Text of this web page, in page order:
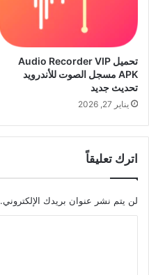
تحميل Audio Recorder VIP
APK مسجل الصوت للأندرويد
تحديث جديد
يناير 27, 2026
اترك تعليقاً
لن يتم نشر عنوان بريدك الإلكتروني.